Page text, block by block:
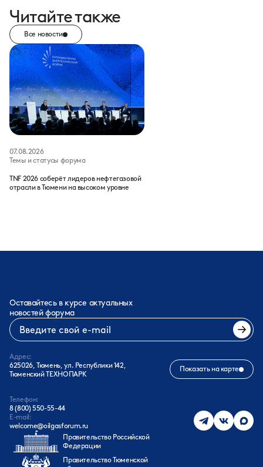
Читайте также
Все новости
07.08.2026
Темы и статусы форума
TNF 2026 соберёт лидеров нефтегазовой
отрасли в Тюмени на высоком уровне
Оставайтесь в курсе актуальных
новостей форума
Адрес:
625026, Тюмень, ул. Республики 142,
Тюменский ТЕХНОПАРК
Показать на карте
Телефон:
8 (800) 550-55-44
E-mail:
welcome@oilgasforum.ru
Правительство Российской
Федерации
Правительство Тюменской